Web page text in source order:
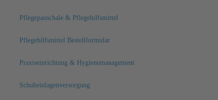
Pflegepauschale & Pflegehilfsmittel
Pflegehilfsmittel Bestellformular
Praxiseinrichtung & Hygienemanagement
Schuheinlagenversorgung